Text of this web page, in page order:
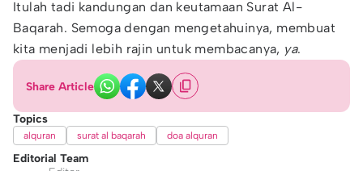
Itulah tadi kandungan dan keutamaan Surat Al-
Baqarah. Semoga dengan mengetahuinya, membuat
kita menjadi lebih rajin untuk membacanya, ya.
Share Article
Topics
alquran surat al baqarah doa alquran
Editorial Team